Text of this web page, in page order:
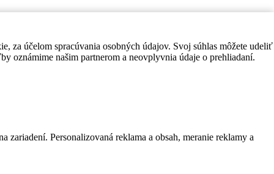
za účelom spracúvania osobných údajov. Svoj súhlas môžete udeliť
oznámime našim partnerom a neovplyvnia údaje o prehliadaní.
Personalizovaná reklama a obsah, meranie reklamy a